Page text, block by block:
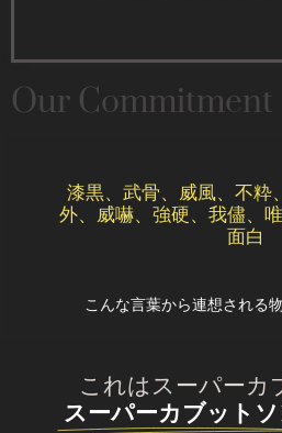
Our Commitment
漆黒、武骨、威風、不粋
外、威嚇、強硬、我儘、
面白
こんな言葉から連想される
これはスーパーカ
スーパーカブット